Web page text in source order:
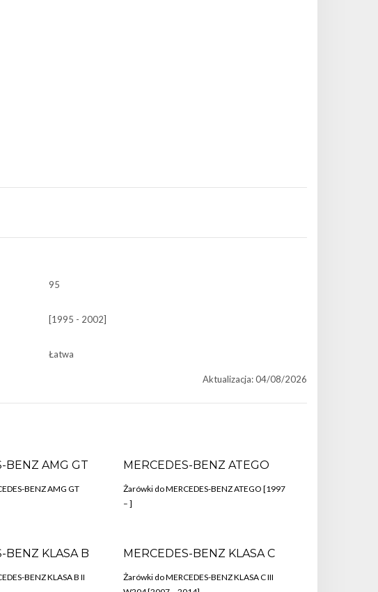
95
[1995 - 2002]
Łatwa
Aktualizacja: 04/08/2026
BENZ AMG GT
BENZ AMG GT
MERCEDES-BENZ ATEGO
Żarówki do MERCEDES-BENZ ATEGO [1997
– ]
BENZ KLASA B
BENZ KLASA B II
MERCEDES-BENZ KLASA C
Żarówki do MERCEDES-BENZ KLASA C III